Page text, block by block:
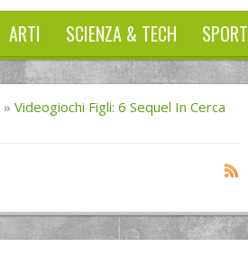
ARTI SCIENZA & TECH SPORT
» Videogiochi Figli: 6 Sequel In Cerca